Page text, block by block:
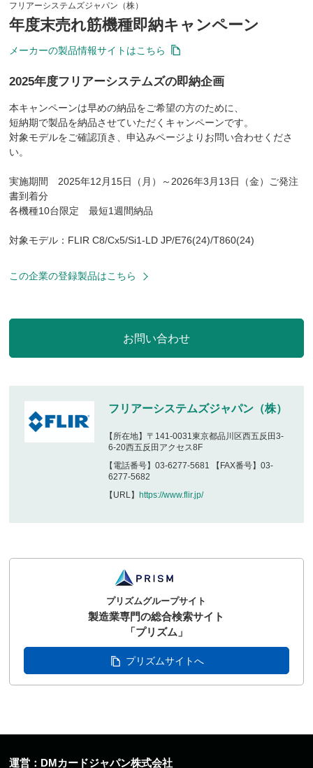
フリアーシステムズジャパン（株）
年度末売れ筋機種即納キャンペーン
メーカーの製品情報サイトはこちら
2025年度フリアーシステムズの即納企画
本キャンペーンは早めの納品をご希望の方のために、
短納期で製品を納品させていただくキャンペーンです。
対象モデルをご確認頂き、申込みページよりお問い合わせくださ
い。
実施期間 2025年12月15日（月）～2026年3月13日（金）ご発注
書到着分
各機種10台限定 最短1週間納品
対象モデル：FLIR C8/Cx5/Si1-LD JP/E76(24)/T860(24)
この企業の登録製品はこちら
フリアーシステムズジャパン（株）
【所在地】〒141-0031東京都品川区西五反田3-
6-20西五反田アクセス8F
【電話番号】03-6277-5681 【FAX番号】03-
6277-5682
【URL】
https://www.flir.jp/
プリズムグループサイト
製造業専門の総合検索サイト
「プリズム」
プリズムサイトへ
運営：DMカードジャパン株式会社